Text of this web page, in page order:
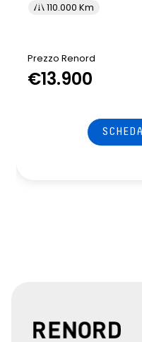
110.000 Km
Prezzo Renord
€13.900